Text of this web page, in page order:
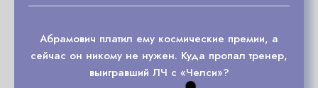
Абрамович платил ему космические премии, а
сейчас он никому не нужен. Куда пропал тренер,
выигравший ЛЧ с «Челси»?